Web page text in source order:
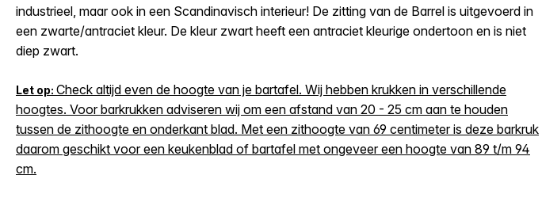
industrieel, maar ook in een Scandinavisch interieur! De zitting van de Barrel is uitgevoerd in
een zwarte/antraciet kleur. De kleur zwart heeft een antraciet kleurige ondertoon en is niet
diep zwart.
Let op: Check altijd even de hoogte van je bartafel. Wij hebben krukken in verschillende
hoogtes. Voor barkrukken adviseren wij om een afstand van 20 - 25 cm aan te houden
tussen de zithoogte en onderkant blad. Met een zithoogte van 69 centimeter is deze barkruk
daarom geschikt voor een keukenblad of bartafel met ongeveer een hoogte van 89 t/m 94
cm.